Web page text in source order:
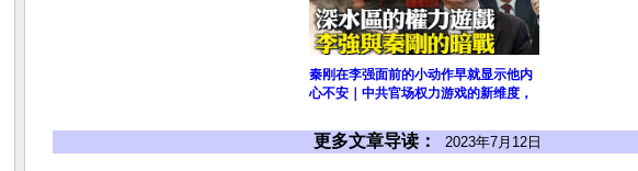
秦刚在李强面前的小动作早就显示他内
心不安｜中共官场权力游戏的新维度，
更多文章导读： 2023年7月12日